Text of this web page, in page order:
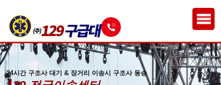
24시간 구조사 대기 & 장거리 이송시 구조사 동승